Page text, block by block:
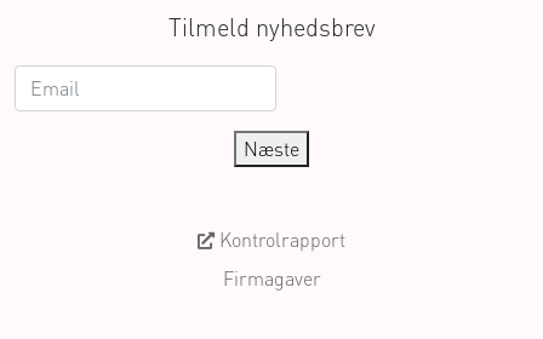
Tilmeld nyhedsbrev
Næste
Kontrolrapport
Firmagaver